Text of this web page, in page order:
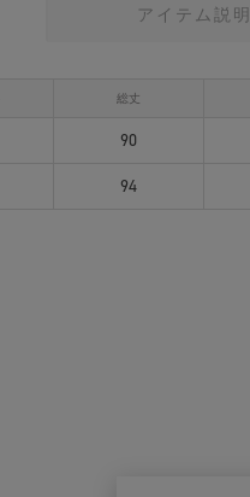
アイテム説明
総丈
90
94